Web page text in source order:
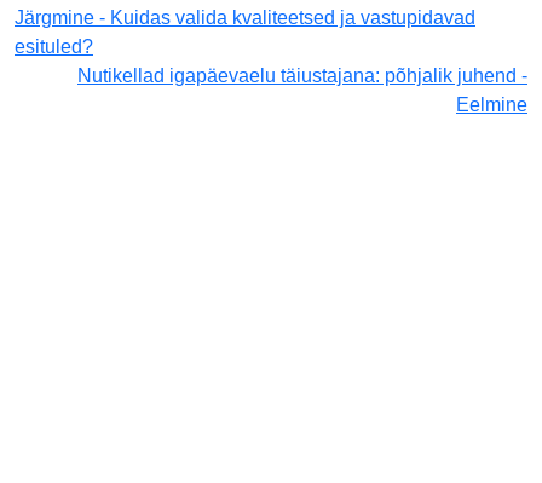
Järgmine - Kuidas valida kvaliteetsed ja vastupidavad
esituled?
Nutikellad igapäevaelu täiustajana: põhjalik juhend -
Eelmine